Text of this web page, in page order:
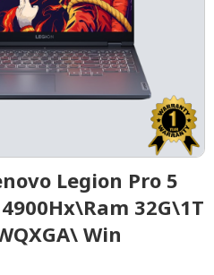
Legion Pro 5
32G\1T
Win